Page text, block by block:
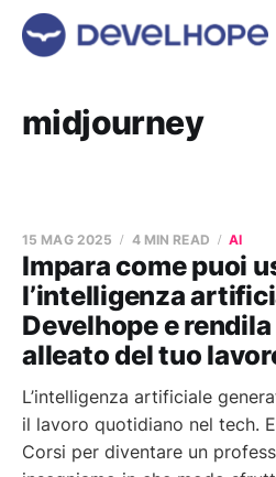
midjourney
Impara come puoi
l’intelligenza
Develhope e
alleato del tuo
15 MAG 2025 4 MIN READ AI
L’intelligenza artificiale
il lavoro quotidiano nel tech.
Corsi per diventare un